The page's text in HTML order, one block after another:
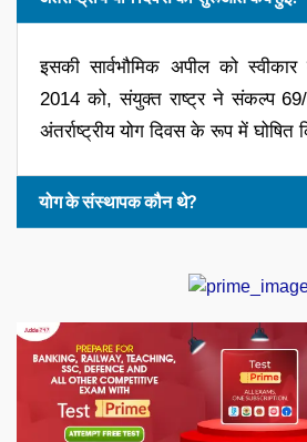
इसकी सार्वभौमिक अपील को
2014 को, संयुक्त राष्ट्र ने संकल्प 69/
अंतर्राष्ट्रीय योग दिवस के रूप में घोषित
योग के संस्थापक कौन थे?